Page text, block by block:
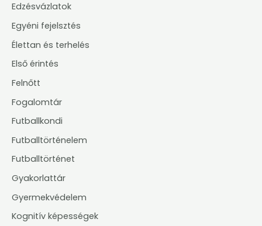
Edzésvázlatok
Egyéni fejelsztés
Élettan és terhelés
Első érintés
Felnőtt
Fogalomtár
Futballkondi
Futballtörténelem
Futballtörténet
Gyakorlattár
Gyermekvédelem
Kognitív képességek